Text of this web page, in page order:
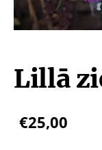
Lillā
€25,00